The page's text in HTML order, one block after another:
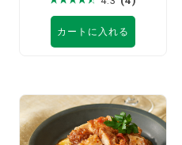
カートに入れる